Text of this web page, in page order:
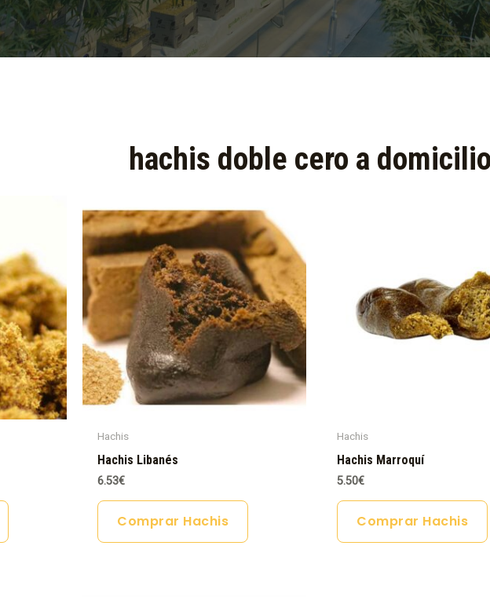
hachis doble cero a
Hachis
Hachis Libanés
6.53€
Comprar Hachis
Hachis
Hachis Marroquí
5.50€
Comprar Hachis